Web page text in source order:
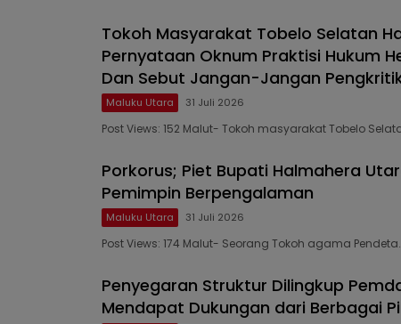
Tokoh Masyarakat Tobelo Selatan
Pernyataan Oknum Praktisi Hukum
Dan Sebut Jangan-Jangan
Maluku Utara 31 Juli 2026
Post Views: 152 Malut- Tokoh masyarakat Tobelo
Porkorus; Piet Bupati Halmahera
Pemimpin Berpengalaman
Maluku Utara 31 Juli 2026
Post Views: 174 Malut- Seorang Tokoh agama
Penyegaran Struktur Dilingkup
Mendapat Dukungan dari Berbagai